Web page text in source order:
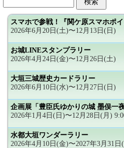
スマホで参戦！『関ケ原スマホポイ
2026年6月20日(土)〜12月13日(日)
お城LINEスタンプラリー
2026年4月24日(金)〜12月26日(土)
大垣三城歴史カードラリー
2026年6月10日(水)〜12月27日(日)
企画展「豊臣氏ゆかりの城 墨俣一
2026年1月4日(日)〜12月28日(月)
水都大垣ワンダーラリー
2026年4月10日(金)〜2027年3月31日